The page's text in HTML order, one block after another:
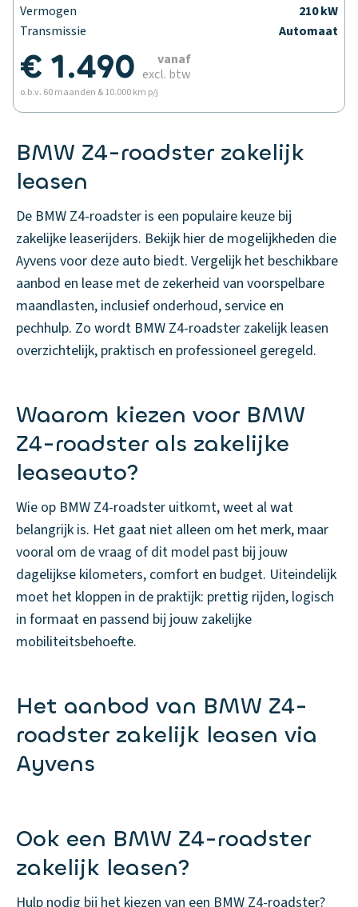
Vermogen
210 kW
Transmissie
Automaat
€ 1.490
vanaf
excl. btw
o.b.v. 60 maanden & 10.000 km p/j
BMW Z4-roadster zakelijk
leasen
De BMW Z4-roadster is een populaire keuze bij
zakelijke leaserijders. Bekijk hier de mogelijkheden die
Ayvens voor deze auto biedt. Vergelijk het beschikbare
aanbod en lease met de zekerheid van voorspelbare
maandlasten, inclusief onderhoud, service en
pechhulp. Zo wordt BMW Z4-roadster zakelijk leasen
overzichtelijk, praktisch en professioneel geregeld.
Waarom kiezen voor BMW
Z4-roadster als zakelijke
leaseauto?
Wie op BMW Z4-roadster uitkomt, weet al wat
belangrijk is. Het gaat niet alleen om het merk, maar
vooral om de vraag of dit model past bij jouw
dagelijkse kilometers, comfort en budget. Uiteindelijk
moet het kloppen in de praktijk: prettig rijden, logisch
in formaat en passend bij jouw zakelijke
mobiliteitsbehoefte.
Het aanbod van BMW Z4-
roadster zakelijk leasen via
Ayvens
Ook een BMW Z4-roadster
zakelijk leasen?
Hulp nodig bij het kiezen van een BMW Z4-roadster?